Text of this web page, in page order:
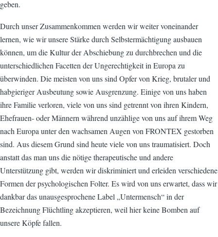
geben.
Durch unser Zusammenkommen werden wir weiter voneinander
lernen, wie wir unsere Stärke durch Selbstermächtigung ausbauen
können, um die Kultur der Abschiebung zu durchbrechen und die
unterschiedlichen Facetten der Ungerechtigkeit in Europa zu
überwinden. Die meisten von uns sind Opfer von Krieg, brutaler und
habgieriger Ausbeutung sowie Ausgrenzung. Einige von uns haben
ihre Familie verloren, viele von uns sind getrennt von ihren Kindern,
Ehefrauen- oder Männern während unzählige von uns auf ihrem Weg
nach Europa unter den wachsamen Augen von FRONTEX gestorben
sind. Aus diesem Grund sind heute viele von uns traumatisiert. Doch
anstatt das man uns die nötige therapeutische und andere
Unterstützung gibt, werden wir diskriminiert und erleiden verschiedene
Formen der psychologischen Folter. Es wird von uns erwartet, dass wir
dankbar das unausgesprochene Label „Untermensch“ in der
Bezeichnung Flüchtling akzeptieren, weil hier keine Bomben auf
unsere Köpfe fallen.